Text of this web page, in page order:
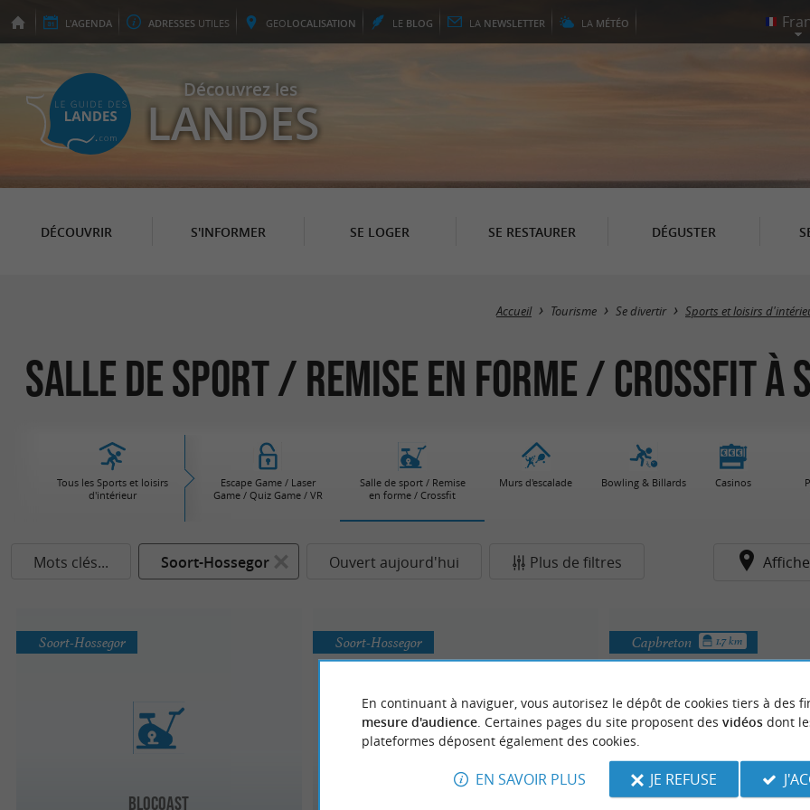
L'AGENDA ADRESSES UTILES GEOLOCALISATION LE BLOG LA NEWSLETTER LA MÉTÉO
Découvrez les
LANDES
DÉCOUVRIR S'INFORMER SE LOGER SE RESTAURER DÉGUSTER
Accueil Tourisme Se divertir Sports et loisirs
Salle de sport / Remise en forme / Crossfit à
Tous les Sports et loisirs
d'intérieur
Escape Game / Laser
Game / Quiz Game / VR
Salle de sport / Remise
en forme / Crossfit
Murs d'escalade Bowling & Billards Casinos
Mots clés... Soort-Hossegor Ouvert aujourd'hui Plus de filtres
Blocoast
Soort-Hossegor Soort-Hossegor
Pur Fitness
Capbreton 1.7 km
En continuant à naviguer, vous autorisez le dépôt de cookies tiers à des
mesure d'audience. Certaines pages du site proposent des vidéosdont
plateformes déposent également des cookies.
EN SAVOIR PLUS JE REFUSE